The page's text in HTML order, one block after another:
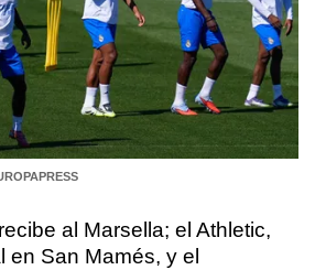
al Marsella; el Athletic,
en San Mamés, y el